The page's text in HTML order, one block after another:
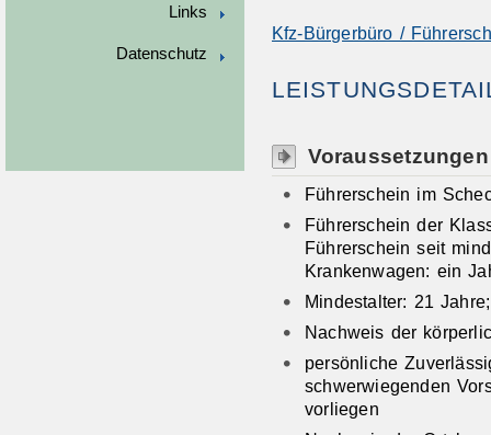
Links
Datenschutz
Kfz-Bürgerbüro /
Voraussetzungen
Führerschein im
Führerschein der
Führerschein seit
Krankenwagen: ein
Mindestalter: 21
Nachweis der
persönliche
schwerwiegenden
vorliegen